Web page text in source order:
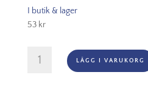
I butik & lager
53 kr
Black
LÄGG I VARUKORG